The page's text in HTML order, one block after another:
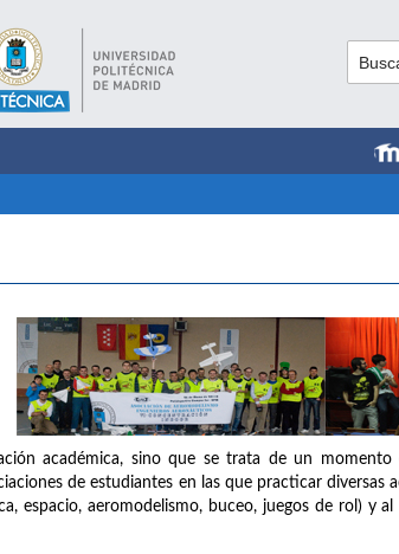
académica, sino que se trata de un momento
de estudiantes en las que practicar diversas
espacio, aeromodelismo, buceo, juegos de rol) y